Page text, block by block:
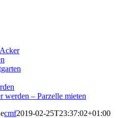
werden – Parzelle mieten
cmf2019-02-25T23:37:02+01:00